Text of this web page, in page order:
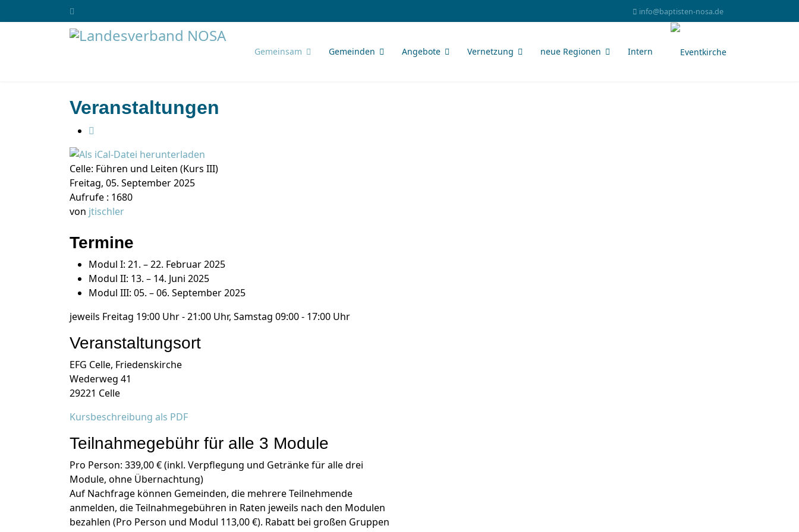
info@baptisten-nosa.de
Gemeinsam Gemeinden Angebote Vernetzung neue Regionen Intern
Veranstaltungen
Celle: Führen und Leiten (Kurs III)
Freitag, 05. September 2025
Aufrufe : 1680
von jtischler
Termine
Modul I: 21. – 22. Februar 2025
Modul II: 13. – 14. Juni 2025
Modul III: 05. – 06. September 2025
jeweils Freitag 19:00 Uhr - 21:00 Uhr, Samstag 09:00 - 17:00 Uhr
Veranstaltungsort
EFG Celle, Friedenskirche
Wederweg 41
29221 Celle
Kursbeschreibung als PDF
Teilnahmegebühr für alle 3 Module
Pro Person: 339,00 € (inkl. Verpflegung und Getränke für alle drei
Module, ohne Übernachtung)
Auf Nachfrage können Gemeinden, die mehrere Teilnehmende
anmelden, die Teilnahmegebühren in Raten jeweils nach den Modulen
bezahlen (Pro Person und Modul 113,00 €). Rabatt bei großen Gruppen